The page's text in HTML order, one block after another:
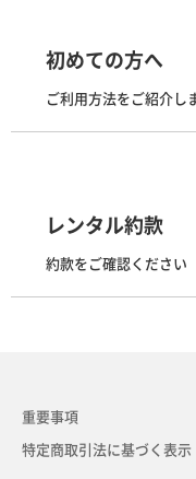
初めての方へ
ご利用方法をご紹介し
レンタル約款
約款をご確認ください
重要事項
特定商取引法に基づく表示